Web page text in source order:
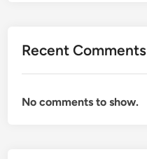
Recent Comments
No comments to show.